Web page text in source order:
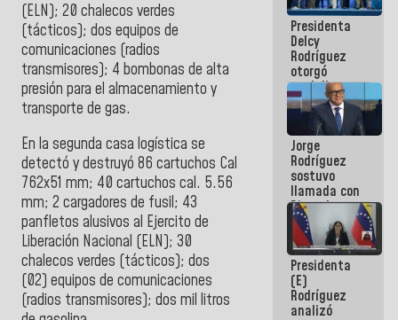
(ELN); 20 chalecos verdes
(tácticos); dos equipos de
comunicaciones (radios
transmisores); 4 bombonas de alta
presión para el almacenamiento y
transporte de gas.
En la segunda casa logística se
detectó y destruyó 86 cartuchos Cal
762x51 mm; 40 cartuchos cal. 5.56
mm; 2 cargadores de fusil; 43
panfletos alusivos al Ejercito de
Liberación Nacional (ELN); 30
chalecos verdes (tácticos); dos
(02) equipos de comunicaciones
(radios transmisores); dos mil litros
escombros
en La Guaira
Presidenta
Delcy
Rodríguez
otorgó
medalla
"Héroe de
Venezuela"
a servidores
públicos
Jorge
Rodríguez
sostuvo
llamada con
Dinorah
Figuera y
acuerdan
primer
encuentro
presencial
para el
diálogo
Presidenta
(E)
Rodríguez
analizó